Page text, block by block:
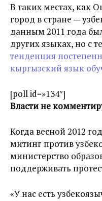
В таких местах, как
город в стране —
данным 2011 года
других языках, но с
тенденция
кыргызский язык
[poll id=»134″]
Власти не
Когда весной 2012
митинг против
министерство
поддерживать
«У нас есть